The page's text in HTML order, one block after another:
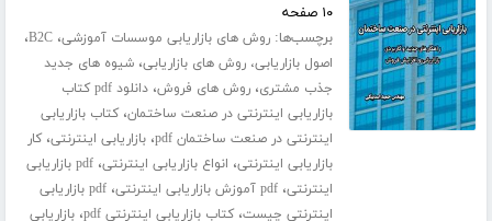
۱۰ صفحه
برچسب‌ها:روش های بازاریابی موسسات آموزشی،B2C،
اصول بازاریابی، روش های بازاریابی،شیوه های جدید
جذب مشتری،روش های فروش،
دانلود pdf کتاب
بازاریابی اینترنتی در صنعت ساختمان،کتاب بازاریابی
اینترنتی در صنعت ساختمان pdf
،بازاریابی اینترنتی،کار
بازاریابی اینترنتی، انواع بازاریابی اینترنتی،
pdf بازاریابی
اینترنتی،pdf آموزش بازاریابی اینترنتی ،
pdf بازاریابی
اینترنتی چیست،کتاب بازاریابی اینترنتی pdf ،بازاریابی